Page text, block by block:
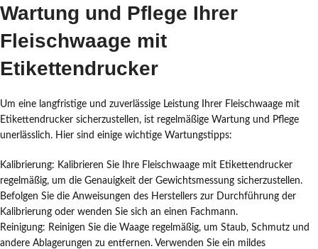
Wartung und Pflege Ihrer
Fleischwaage mit
Etikettendrucker
Um eine langfristige und zuverlässige Leistung Ihrer Fleischwaage mit
Etikettendrucker sicherzustellen, ist regelmäßige Wartung und Pflege
unerlässlich. Hier sind einige wichtige Wartungstipps:
Kalibrierung: Kalibrieren Sie Ihre Fleischwaage mit Etikettendrucker
regelmäßig, um die Genauigkeit der Gewichtsmessung sicherzustellen.
Befolgen Sie die Anweisungen des Herstellers zur Durchführung der
Kalibrierung oder wenden Sie sich an einen Fachmann.
Reinigung: Reinigen Sie die Waage regelmäßig, um Staub, Schmutz und
andere Ablagerungen zu entfernen. Verwenden Sie ein mildes